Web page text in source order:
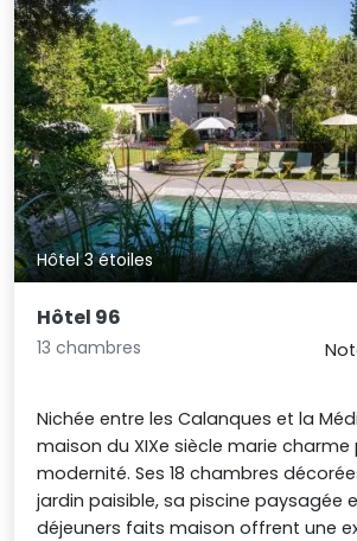
Hôtel 3 étoiles
Hôtel 96
13 chambres
Nichée entre les Calanques et la
maison du XIXe siècle marie
modernité. Ses 18 chambres
jardin paisible, sa piscine paysagée
déjeuners faits maison offrent une